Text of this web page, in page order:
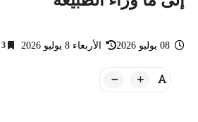
الأربعاء 8 يوليو 2026 3